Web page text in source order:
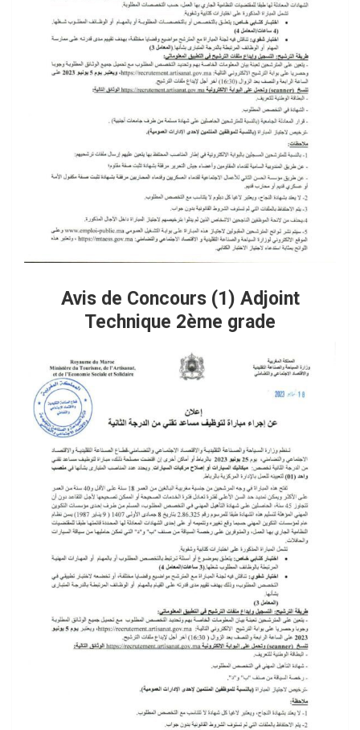
Avis de Concours (1) Adjoint
Technique 2ème grade